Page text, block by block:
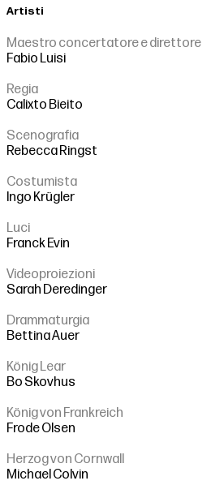
Artisti
Maestro concertatore e direttore
Fabio Luisi
Regia
Calixto Bieito
Scenografia
Rebecca Ringst
Costumista
Ingo Krügler
Luci
Franck Evin
Videoproiezioni
Sarah Deredinger
Drammaturgia
Bettina Auer
König Lear
Bo Skovhus
König von Frankreich
Frode Olsen
Herzog von Cornwall
Michael Colvin